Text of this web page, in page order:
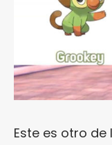
Este es otro